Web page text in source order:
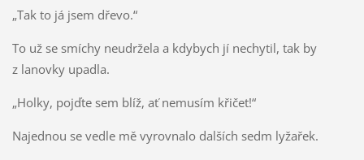
„Tak to já jsem dřevo.“
To už se smíchy neudržela a kdybych jí nechytil, tak by
z lanovky upadla.
„Holky, pojďte sem blíž, ať nemusím křičet!“
Najednou se vedle mě vyrovnalo dalších sedm lyžařek.